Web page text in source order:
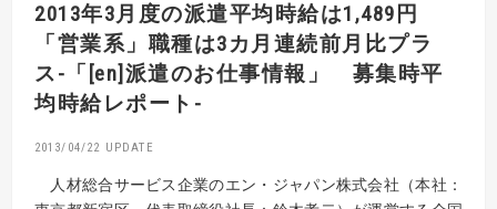
2013年3月度の派遣平均時給は1,489円
「営業系」職種は3カ月連続前月比プラ
ス-「[en]派遣のお仕事情報」 募集時平
均時給レポート-
2013/04/22
人材総合サービス企業のエン・ジャパン株式会社（本社：